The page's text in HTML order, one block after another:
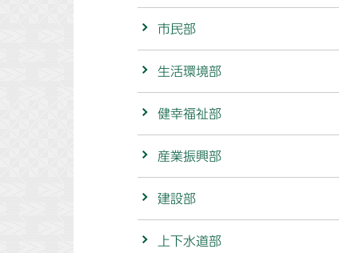
市民部
生活環境部
健幸福祉部
産業振興部
建設部
上下水道部